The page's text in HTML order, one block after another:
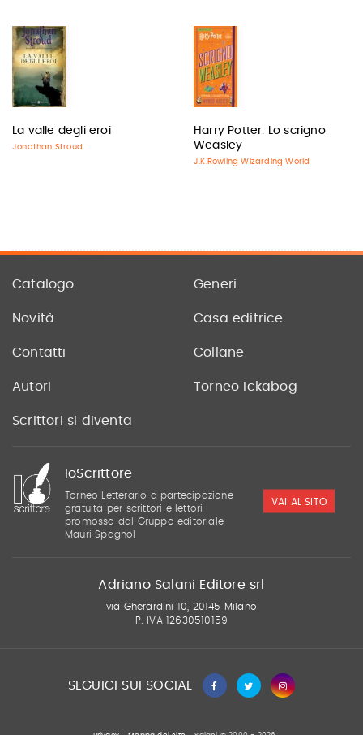
La valle degli eroi
Jonathan Stroud
Harry Potter. Lo scrigno
Weasley
J.K.Rowling Wizarding World
Catalogo Generi
Novità Casa editrice
Contatti Collane
Autori Torneo Ickabog
Scrittori si diventa
IoScrittore
Torneo Letterario a partecipazione
gratuita per scrittori e lettori
promosso dal Gruppo editoriale
Mauri Spagnol
VAI AL SITO
Adriano Salani Editore srl
via Gherardini 10, 20145 Milano
P. IVA 12630510159
SEGUICI SUI SOCIAL